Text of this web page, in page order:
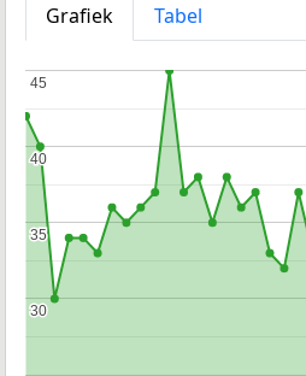
Grafiek
Tabel
30
30
35
35
40
40
45
45